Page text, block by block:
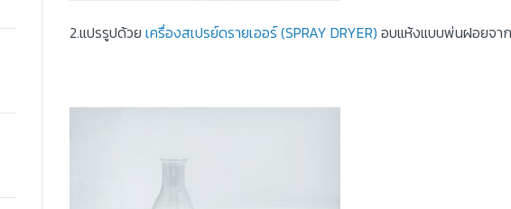
2.แปรรูปด้วย เครื่องสเปรย์ดรายเออร์ (SPRAY DRYER) อบแห้งแบบพ่นฝอยจา